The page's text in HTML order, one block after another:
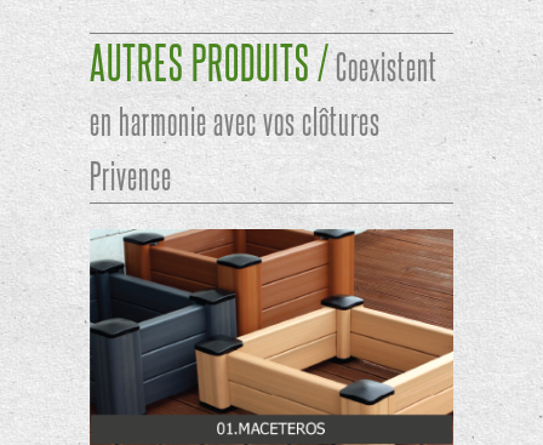
AUTRES PRODUITS /Coexistent
en harmonie avec vos clôtures
Privence